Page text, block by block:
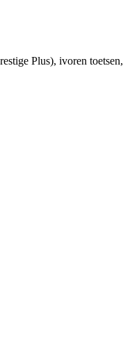
Plus), ivoren toetsen,